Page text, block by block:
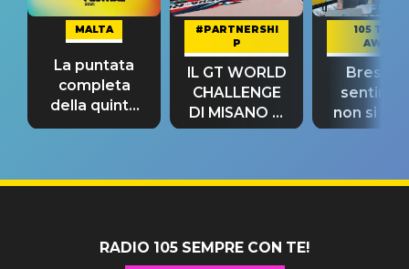
MALTA
La puntata
completa
della quinta
tappa
#PARTNERSHI
P
IL GT WORLD
CHALLENGE
DI MISANO si
riconferma
105 TAKE
AWAY
Bresh:
non si
fino alla
RADIO 105 SEMPRE CON TE!